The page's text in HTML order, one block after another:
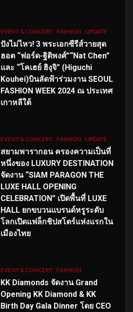
EVENT & CONCERT FASHION UPDATE
ปังไม่ไหว! 3 พระเอกซีรีส์วายสุด
ฮอต “ฟอร์ด-ฐิติพงศ์”“Nat Chen”
และ “โคเฮย์ ฮิงุจิ” (Higuchi
Kouhei)บินลัดฟ้าร่วมงาน SEOUL
FASHION WEEK 2024 ณ ประเทศ
เกาหลีใต้
EVENT & CONCERT FASHION UPDATE
สยามพารากอน ครองความเป็นที่
หนึ่งของ LUXURY DESTINATION
จัดงาน “SIAM PARAGON THE
LUXE HALL OPENING
CELEBRATION” เปิดพื้นที่ LUXE
HALL ยกขบวนแบรนด์หรูระดับ
โลกเปิดแฟล็กชิปสโตร์แห่งแรกใน
เมืองไทย
EVENT & CONCERT FASHION
KK Diamonds จัดงาน Grand
Opening KK Diamond & KK
Birth Day Gala Dinner โดย CEO